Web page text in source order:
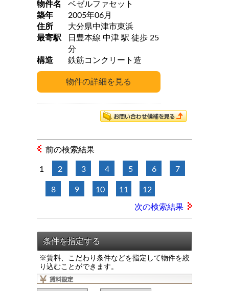
※賃料、こだわり条件などを指定して物件を絞
り込むことができます。
物件名
ベゼルファセット
築年
2005年06月
住所
大分県中津市東浜
最寄駅
日豊本線 中津 駅 徒歩 25
分
構造
鉄筋コンクリート造
前の検索結果
1 2 3 4 5 6 7
8 9 10 11 12
次の検索結果